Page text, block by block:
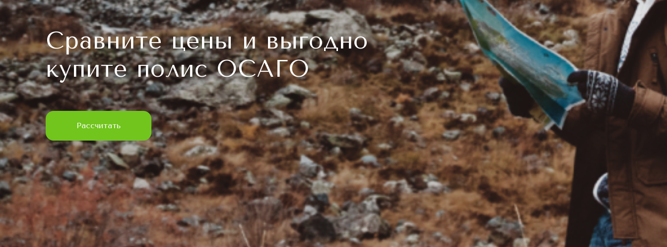
Сравните цены и выгодно
купите полис ОСАГО
Расcчитать